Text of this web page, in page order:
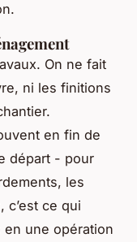
On ne fait
ni les finitions
en fin de
départ - pour
les
c’est ce qui
une opération